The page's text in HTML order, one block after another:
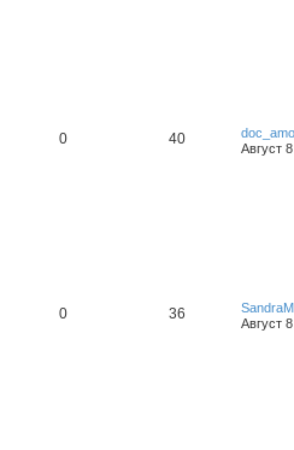
0 40
Август
0 36
Август